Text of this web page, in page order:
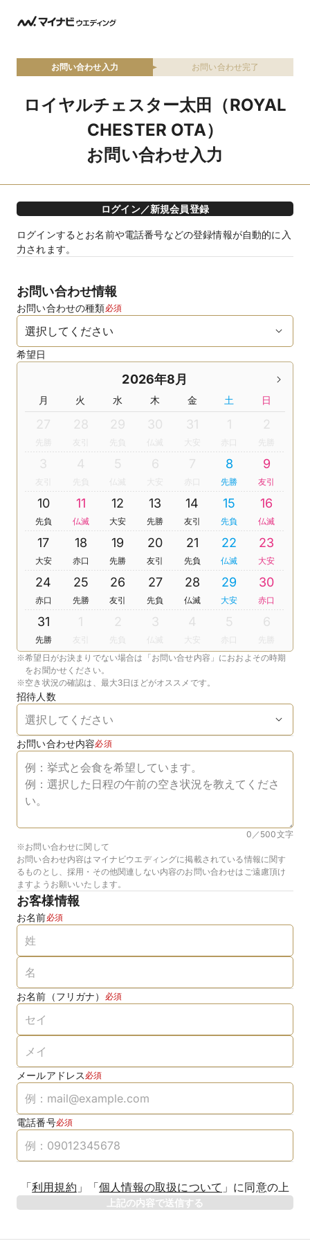
お問い合わせ入力 お問い合わせ完了
ロイヤルチェスター太田（ROYAL
CHESTER OTA）
お問い合わせ入力
ログイン／新規会員登録
ログインするとお名前や電話番号などの登録情報が自動的に入
力されます。
お問い合わせ情報
お問い合わせの種類必須
希望日
2026年8月
月 火 水 木 金 土 日
27 28
友引
29
先負
30
仏滅
31
大安
1 2
3
友引
4
先負
5
仏滅
6
大安
7 8
先勝
9
友引
10
先負
11
仏滅
12
大安
13
先勝
14
友引
15
先負
16
仏滅
17
大安
18
赤口
19
先勝
20
友引
21
先負
22
仏滅
23
大安
24
赤口
25
先勝
26
友引
27
先負
28
仏滅
29
大安
30
赤口
31
先勝
1
友引
2
先負
3
仏滅
4
大安
5 6
※希望日がお決まりでない場合は「お問い合せ内容」におおよその時期
をお聞かせください。
※空き状況の確認は、最大3日ほどがオススメです。
招待人数
お問い合わせ内容必須
0／500文字
※お問い合わせに関して
お問い合わせ内容はマイナビウエディングに掲載されている情報に関す
るものとし、採用・その他関連しない内容のお問い合わせはご遠慮頂け
ますようお願いいたします。
お客様情報
お名前必須
お名前（フリガナ） 必須
メールアドレス 必須
電話番号必須
「利用規約 」 「個人情報の取扱について 」 に同意の上
上記の内容で送信する